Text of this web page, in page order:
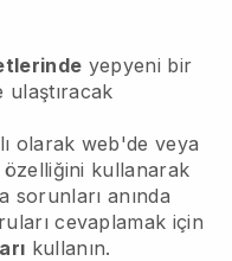
yepyeni bir
ulaştıracak
olarak web'de veya
özelliğini kullanarak
sorunları anında
cevaplamak için
kullanın.